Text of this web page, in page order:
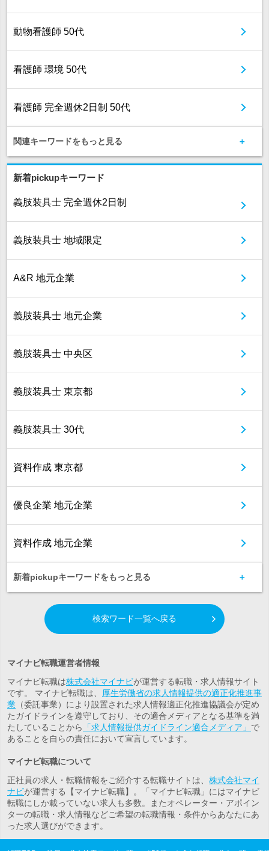
動物看護師 50代
看護師 環境 50代
看護師 完全週休2日制 50代
関連キーワードをもっと見る
新着pickupキーワード
義肢装具士 完全週休2日制
義肢装具士 地域限定
A&R 地元企業
義肢装具士 地元企業
義肢装具士 中央区
義肢装具士 東京都
義肢装具士 30代
資料作成 東京都
優良企業 地元企業
資料作成 地元企業
新着pickupキーワードをもっと見る
検索ワード一覧へ戻る
マイナビ転職運営者情報
マイナビ転職は株式会社マイナビが運営する転職・求人情報サイト
です。 マイナビ転職は、
厚生労働省の求人情報提供の適正化推進事
業 （委託事業）により設置された求人情報適正化推進協議会が定め
たガイドラインを遵守しており、その適合メディアとなる基準を満
たしていることから
「求人情報提供ガイドライン適合メディア」 で
あることを自らの責任において宣言しています。
マイナビ転職について
正社員の求人・転職情報をご紹介する転職サイトは、 株式会社マイ
ナビが運営する【マイナビ転職】。「マイナビ転職」にはマイナビ
転職にしか載っていない求人も多数。またオペレーター・アポイン
ターの転職・求人情報などご希望の転職情報・条件からあなたにあ
った求人選びができます。